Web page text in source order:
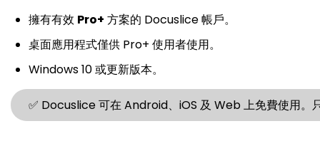
擁有有效 Pro+ 方案的 Docuslice 帳戶。
桌面應用程式僅供 Pro+ 使用者使用。
Windows 10 或更新版本。
✅ Docuslice 可在 Android、iOS 及 Web 上免費使用。